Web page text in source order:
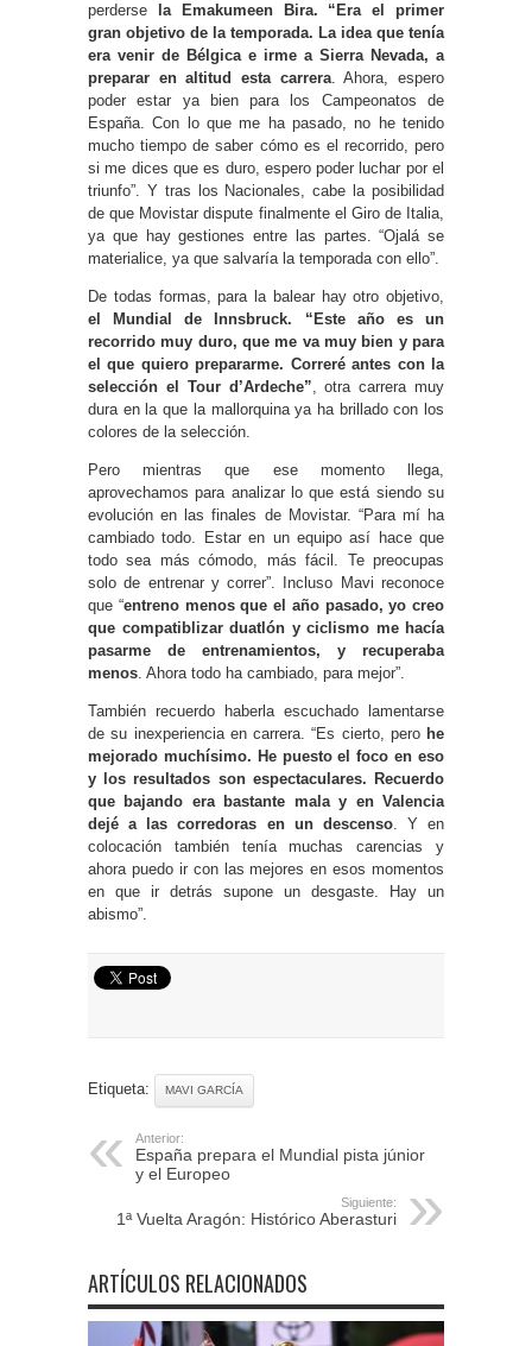
perderse
la Emakumeen Bira. “Era el primer
gran objetivo de la temporada. La idea que tenía
era venir de Bélgica e irme a Sierra Nevada, a
preparar en altitud esta carrera. Ahora, espero
poder estar ya bien para los Campeonatos de
España. Con lo que me ha pasado, no he tenido
mucho tiempo de saber cómo es el recorrido, pero
si me dices que es duro, espero poder luchar por el
triunfo”. Y tras los Nacionales, cabe la posibilidad
de que Movistar dispute finalmente el Giro de Italia,
ya que hay gestiones entre las partes. “Ojalá se
materialice, ya que salvaría la temporada con ello”.
De todas formas, para la balear hay otro objetivo,
el Mundial de Innsbruck. “Este año es un
recorrido muy duro, que me va muy bien y para
el que quiero prepararme. Correré antes con la
selección el Tour d’Ardeche”, otra carrera muy
dura en la que la mallorquina ya ha brillado con los
colores de la selección.
Pero mientras que ese momento llega,
aprovechamos para analizar lo que está siendo su
evolución en las finales de Movistar. “Para mí ha
cambiado todo. Estar en un equipo así hace que
todo sea más cómodo, más fácil. Te preocupas
solo de entrenar y correr”. Incluso Mavi reconoce
que “entreno menos que el año pasado, yo creo
que compatiblizar duatlón y ciclismo me hacía
pasarme de entrenamientos, y recuperaba
menos. Ahora todo ha cambiado, para mejor”.
También recuerdo haberla escuchado lamentarse
de su inexperiencia en carrera. “Es cierto, pero he
mejorado muchísimo. He puesto el foco en eso
y los resultados son espectaculares. Recuerdo
que bajando era bastante mala y en Valencia
dejé a las corredoras en un descenso. Y en
colocación también tenía muchas carencias y
ahora puedo ir con las mejores en esos momentos
en que ir detrás supone un desgaste. Hay un
abismo”.
Etiqueta: MAVI GARCÍA
Anterior:
España prepara el Mundial pista júnior
y el Europeo
Siguiente:
1ª Vuelta Aragón: Histórico Aberasturi
ARTÍCULOS RELACIONADOS